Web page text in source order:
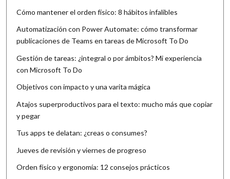
Cómo mantener el orden físico: 8 hábitos infalibles
Automatización con Power Automate: cómo transformar
publicaciones de Teams en tareas de Microsoft To Do
Gestión de tareas: ¿integral o por ámbitos? Mi experiencia
con Microsoft To Do
Objetivos con impacto y una varita mágica
Atajos superproductivos para el texto: mucho más que copiar
y pegar
Tus apps te delatan: ¿creas o consumes?
Jueves de revisión y viernes de progreso
Orden físico y ergonomía: 12 consejos prácticos